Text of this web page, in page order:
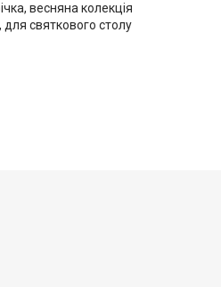
весняна колекція
святкового столу